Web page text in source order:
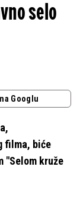
selo
Googlu
filma, biće
"Selom kruže